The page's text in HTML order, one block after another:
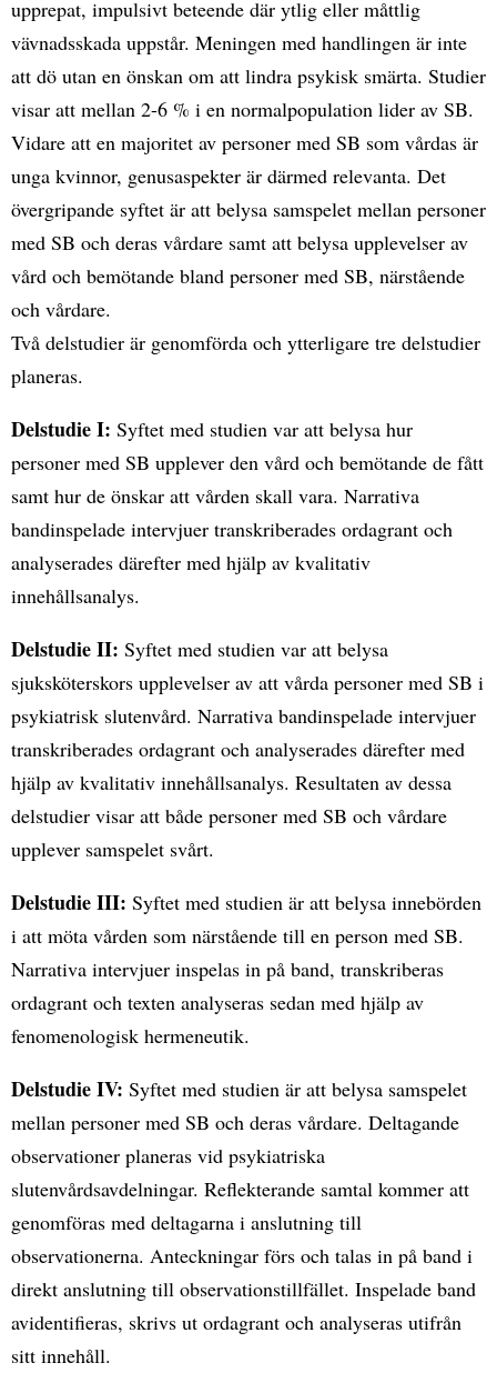
upprepat, impulsivt beteende där ytlig eller måttlig
vävnadsskada uppstår. Meningen med handlingen är inte
att dö utan en önskan om att lindra psykisk smärta. Studier
visar att mellan 2-6 % i en normalpopulation lider av SB.
Vidare att en majoritet av personer med SB som vårdas är
unga kvinnor, genusaspekter är därmed relevanta. Det
övergripande syftet är att belysa samspelet mellan personer
med SB och deras vårdare samt att belysa upplevelser av
vård och bemötande bland personer med SB, närstående
och vårdare.
Två delstudier är genomförda och ytterligare tre delstudier
planeras.
Delstudie I: Syftet med studien var att belysa hur
personer med SB upplever den vård och bemötande de fått
samt hur de önskar att vården skall vara. Narrativa
bandinspelade intervjuer transkriberades ordagrant och
analyserades därefter med hjälp av kvalitativ
innehållsanalys.
Delstudie II: Syftet med studien var att belysa
sjuksköterskors upplevelser av att vårda personer med SB i
psykiatrisk slutenvård. Narrativa bandinspelade intervjuer
transkriberades ordagrant och analyserades därefter med
hjälp av kvalitativ innehållsanalys. Resultaten av dessa
delstudier visar att både personer med SB och vårdare
upplever samspelet svårt.
Delstudie III: Syftet med studien är att belysa innebörden
i att möta vården som närstående till en person med SB.
Narrativa intervjuer inspelas in på band, transkriberas
ordagrant och texten analyseras sedan med hjälp av
fenomenologisk hermeneutik.
Delstudie IV: Syftet med studien är att belysa samspelet
mellan personer med SB och deras vårdare. Deltagande
observationer planeras vid psykiatriska
slutenvårdsavdelningar. Reflekterande samtal kommer att
genomföras med deltagarna i anslutning till
observationerna. Anteckningar förs och talas in på band i
direkt anslutning till observationstillfället. Inspelade band
avidentifieras, skrivs ut ordagrant och analyseras utifrån
sitt innehåll.